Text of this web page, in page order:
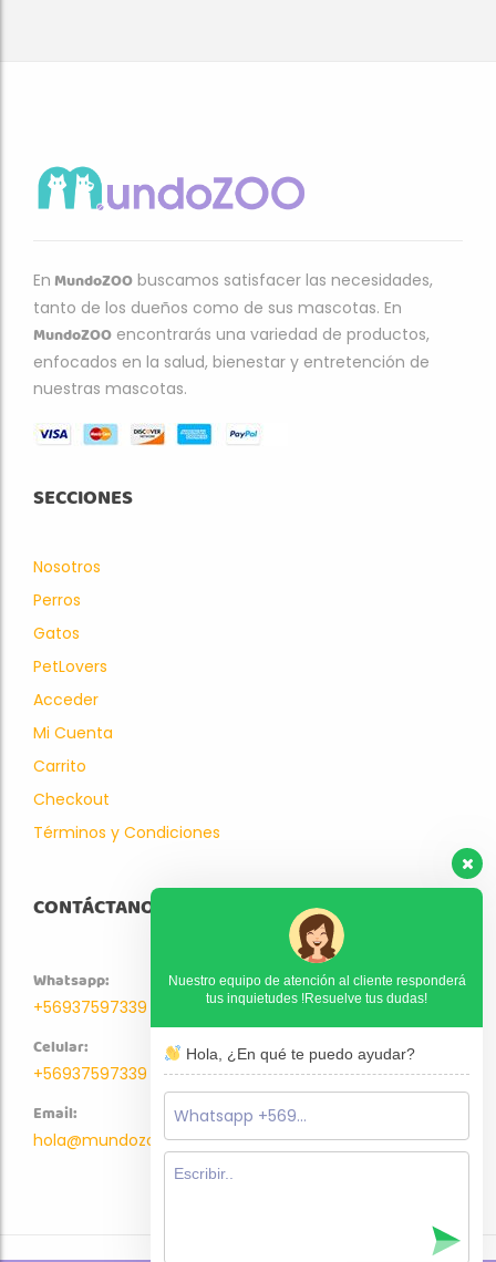
En MundoZOO buscamos satisfacer las necesidades,
tanto de los dueños como de sus mascotas. En
MundoZOO encontrarás una variedad de productos,
enfocados en la salud, bienestar y entretención de
nuestras mascotas.
SECCIONES
Nosotros
Perros
Gatos
PetLovers
Acceder
Mi Cuenta
Carrito
Checkout
Términos y Condiciones
CONTÁCTANOS
Whatsapp:
+56937597339
Celular:
+56937597339
Email:
hola@mundozoo.cl
Nuestro equipo de atención al cliente responderá
tus inquietudes !Resuelve tus dudas!
Hola, ¿En qué te puedo ayudar?